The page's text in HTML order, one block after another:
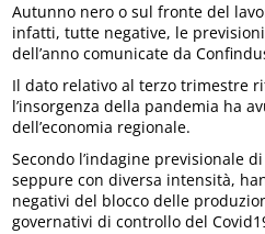
Autunno nero o sul fronte del
infatti, tutte negative, le
dell’anno comunicate da
Il dato relativo al terzo trimestre
l’insorgenza della pandemia ha
dell’economia regionale.
Secondo l’indagine previsionale
seppure con diversa intensità,
negativi del blocco delle
governativi di controllo del